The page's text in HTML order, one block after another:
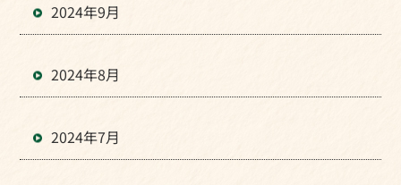
2024年9月
2024年8月
2024年7月